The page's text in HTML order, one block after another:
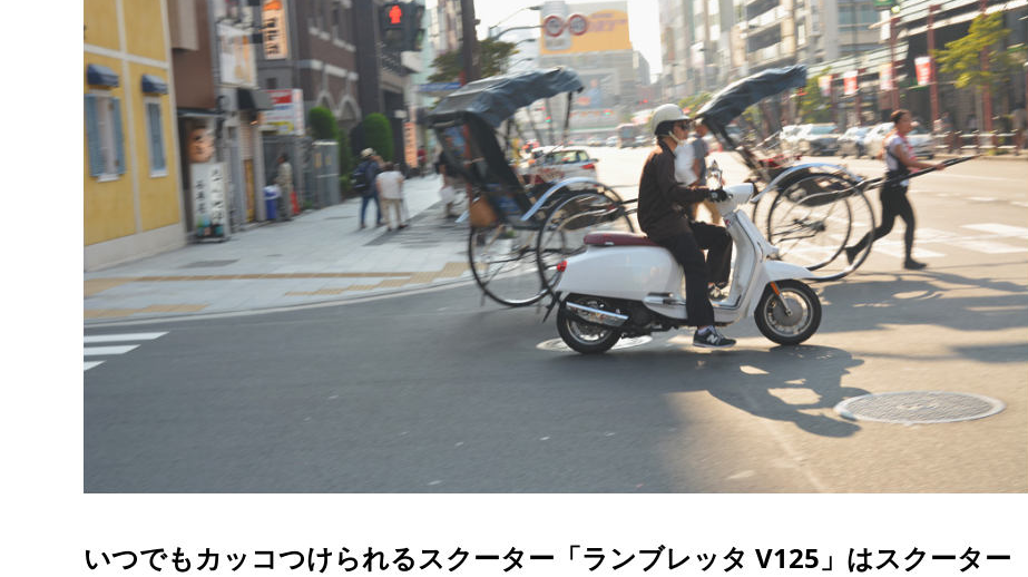
いつでもカッコつけられるスクーター「ランブレッタ V125」はスクーター